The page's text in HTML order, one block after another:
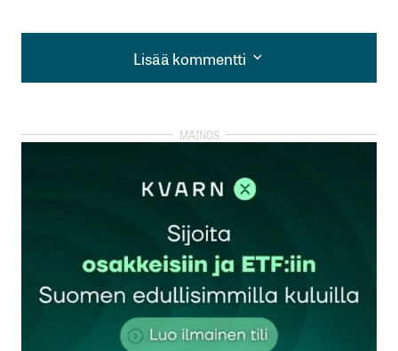
Lisää kommentti
Lisää kommentti
kirjautua
rekisteröityä
Sähköpostiosoitettasi ei julkaista.Pakolliset
kentät on merkitty*